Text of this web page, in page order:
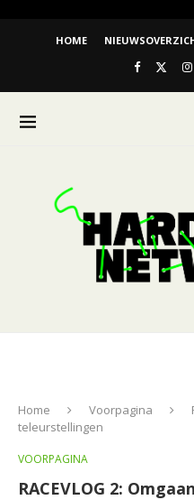
HOME
Home Voorpagina
teleurstellingen
VOORPAGINA
RACEVLOG 2: